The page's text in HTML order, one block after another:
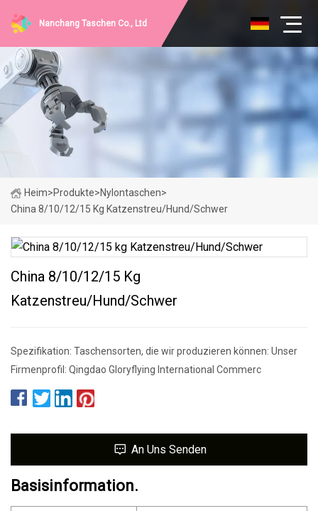
Nanchang Taschen Co., Ltd
Heim>Produkte>Nylontaschen>
China 8/10/12/15 Kg Katzenstreu/Hund/Schwer
China 8/10/12/15 Kg
Katzenstreu/Hund/Schwer
Spezifikation: Taschensorten, die wir produzieren können: Unser
Firmenprofil: Qingdao Gloryflying International Commerc
An Uns Senden
Basisinformation.